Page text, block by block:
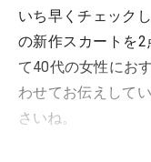
いち早くチェック
の新作スカートを2
て40代の女性にお
わせてお伝えして
さいね。